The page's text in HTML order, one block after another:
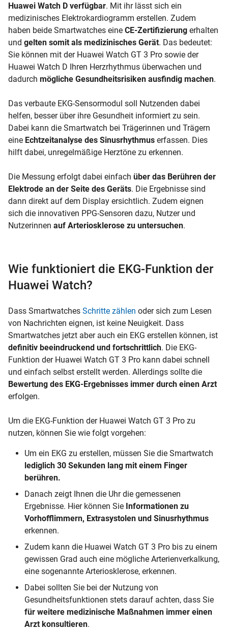
Huawei Watch D verfügbar. Mit ihr lässt sich ein
medizinisches Elektrokardiogramm erstellen. Zudem
haben beide Smartwatches eine CE-Zertifizierung erhalten
und gelten somit als medizinisches Gerät. Das bedeutet:
Sie können mit der Huawei Watch GT 3 Pro sowie der
Huawei Watch D Ihren Herzrhythmus überwachen und
dadurch mögliche Gesundheitsrisiken ausfindig machen.
Das verbaute EKG-Sensormodul soll Nutzenden dabei
helfen, besser über ihre Gesundheit informiert zu sein.
Dabei kann die Smartwatch bei Trägerinnen und Trägern
eine Echtzeitanalyse des Sinusrhythmus erfassen. Dies
hilft dabei, unregelmäßige Herztöne zu erkennen.
Die Messung erfolgt dabei einfach über das Berühren der
Elektrode an der Seite des Geräts. Die Ergebnisse sind
dann direkt auf dem Display ersichtlich. Zudem eignen
sich die innovativen PPG-Sensoren dazu, Nutzer und
Nutzerinnen auf Arteriosklerose zu untersuchen.
Wie funktioniert die EKG-Funktion der
Huawei Watch?
Dass Smartwatches Schritte zählen oder sich zum Lesen
von Nachrichten eignen, ist keine Neuigkeit. Dass
Smartwatches jetzt aber auch ein EKG erstellen können, ist
definitiv beeindruckend und fortschrittlich. Die EKG-
Funktion der Huawei Watch GT 3 Pro kann dabei schnell
und einfach selbst erstellt werden. Allerdings sollte die
Bewertung des EKG-Ergebnisses immer durch einen Arzt
erfolgen.
Um die EKG-Funktion der Huawei Watch GT 3 Pro zu
nutzen, können Sie wie folgt vorgehen:
Um ein EKG zu erstellen, müssen Sie die Smartwatch
lediglich 30 Sekunden lang mit einem Finger
berühren.
Danach zeigt Ihnen die Uhr die gemessenen
Ergebnisse. Hier können Sie Informationen zu
Vorhofflimmern, Extrasystolen und Sinusrhythmus
erkennen.
Zudem kann die Huawei Watch GT 3 Pro bis zu einem
gewissen Grad auch eine mögliche Arterienverkalkung,
eine sogenannte Arteriosklerose, erkennen.
Dabei sollten Sie bei der Nutzung von
Gesundheitsfunktionen stets darauf achten, dass Sie
für weitere medizinische Maßnahmen immer einen
Arzt konsultieren.